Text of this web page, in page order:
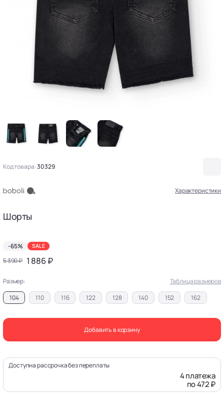
Код товара:30329
Характеристики
Шорты
-65% SALE
5 390 ₽ 1 886 ₽
Размер:
Таблица размеров
104
110 116 122 128 140 152 162
Добавить в корзину
Доступна рассрочка без переплаты
4 платежа
по 472 ₽